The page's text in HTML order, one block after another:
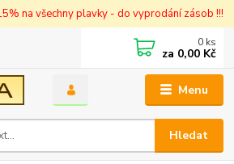
na všechny plavky - do vyprodání zásob !!!
Menu
Hledat
0 ks
za 0,00 Kč